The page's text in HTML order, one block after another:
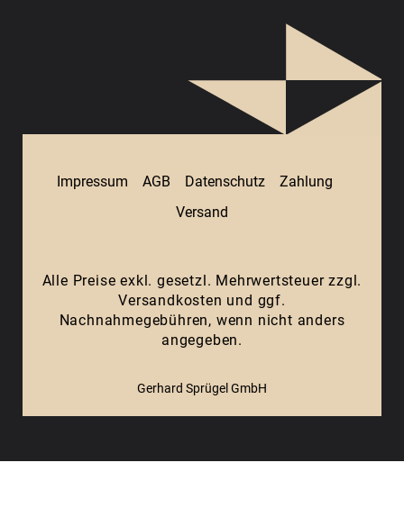
Impressum AGB Datenschutz
Zahlung
Versand
Alle Preise exkl. gesetzl. Mehrwertsteuer zzgl.
Versandkosten und ggf.
Nachnahmegebühren, wenn nicht anders
angegeben.
Gerhard Sprügel GmbH